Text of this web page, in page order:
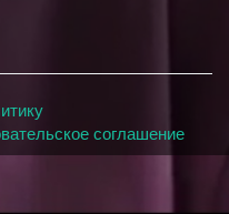
соглашение